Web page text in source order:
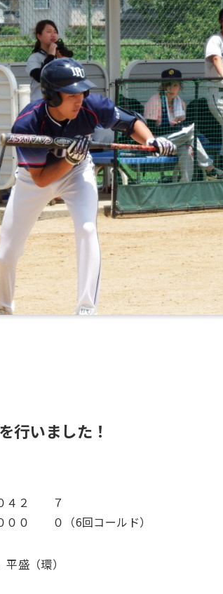
行いました！
４２ ７
０（6回コールド）
盛（環）